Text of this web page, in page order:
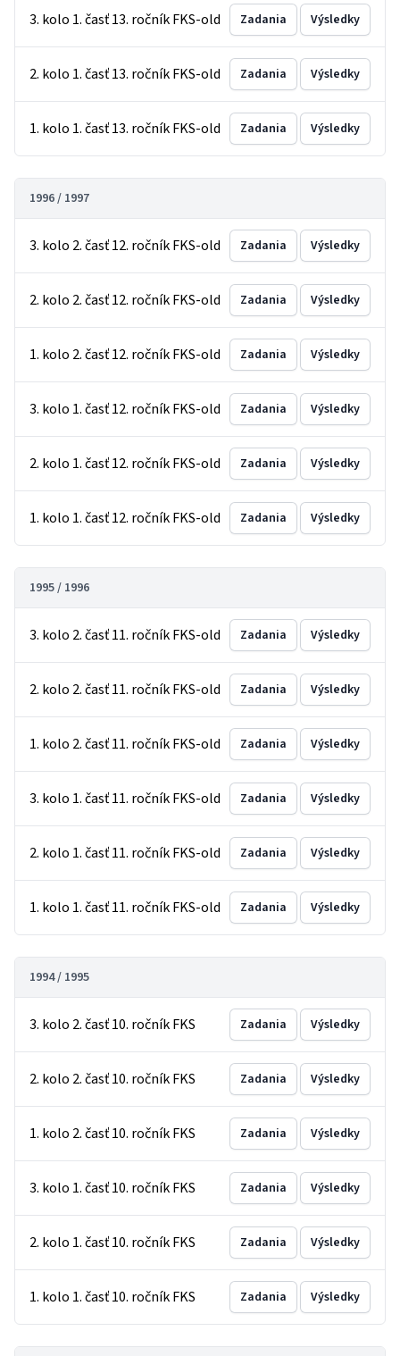
3. kolo 1. časť 13. ročník FKS-old Zadania Výsledky
2. kolo 1. časť 13. ročník FKS-old Zadania Výsledky
1. kolo 1. časť 13. ročník FKS-old Zadania Výsledky
1996 / 1997
3. kolo 2. časť 12. ročník FKS-old Zadania Výsledky
2. kolo 2. časť 12. ročník FKS-old Zadania Výsledky
1. kolo 2. časť 12. ročník FKS-old Zadania Výsledky
3. kolo 1. časť 12. ročník FKS-old Zadania Výsledky
2. kolo 1. časť 12. ročník FKS-old Zadania Výsledky
1. kolo 1. časť 12. ročník FKS-old Zadania Výsledky
1995 / 1996
3. kolo 2. časť 11. ročník FKS-old Zadania Výsledky
2. kolo 2. časť 11. ročník FKS-old Zadania Výsledky
1. kolo 2. časť 11. ročník FKS-old Zadania Výsledky
3. kolo 1. časť 11. ročník FKS-old Zadania Výsledky
2. kolo 1. časť 11. ročník FKS-old Zadania Výsledky
1. kolo 1. časť 11. ročník FKS-old Zadania Výsledky
1994 / 1995
3. kolo 2. časť 10. ročník FKS Zadania Výsledky
2. kolo 2. časť 10. ročník FKS Zadania Výsledky
1. kolo 2. časť 10. ročník FKS Zadania Výsledky
3. kolo 1. časť 10. ročník FKS Zadania Výsledky
2. kolo 1. časť 10. ročník FKS Zadania Výsledky
1. kolo 1. časť 10. ročník FKS Zadania Výsledky